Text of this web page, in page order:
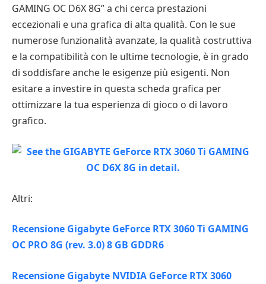
GAMING OC D6X 8G” a chi cerca prestazioni
eccezionali e una grafica di alta qualità. Con le sue
numerose funzionalità avanzate, la qualità costruttiva
e la compatibilità con le ultime tecnologie, è in grado
di soddisfare anche le esigenze più esigenti. Non
esitare a investire in questa scheda grafica per
ottimizzare la tua esperienza di gioco o di lavoro
grafico.
Altri:
Recensione Gigabyte GeForce RTX 3060 Ti GAMING
OC PRO 8G (rev. 3.0) 8 GB GDDR6
Recensione Gigabyte NVIDIA GeForce RTX 3060